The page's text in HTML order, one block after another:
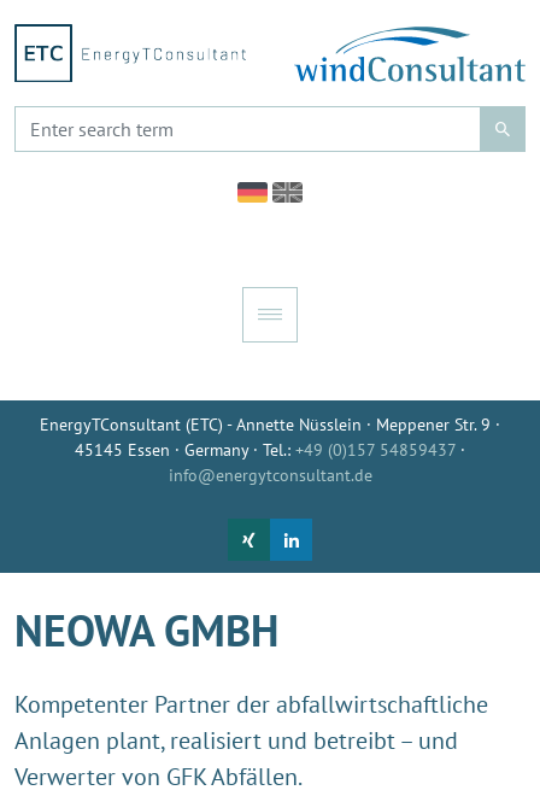
EnergyTConsultant (ETC) - Annette Nüsslein · Meppener Str. 9 ·
45145 Essen · Germany · Tel.: +49 (0)157 54859437 ·
info@energytconsultant.de
NEOWA GMBH
Kompetenter Partner der abfallwirtschaftliche
Anlagen plant, realisiert und betreibt – und
Verwerter von GFK Abfällen.